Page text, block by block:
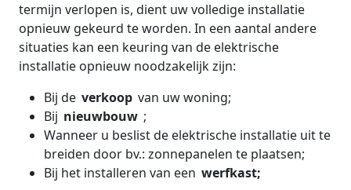
termijn verlopen is, dient uw volledige installatie
opnieuw gekeurd te worden. In een aantal andere
situaties kan een keuring van de elektrische
installatie opnieuw noodzakelijk zijn:
Bij de verkoop van uw woning;
Bij nieuwbouw ;
Wanneer u beslist de elektrische installatie uit te
breiden door bv.: zonnepanelen te plaatsen;
Bij het installeren van een werfkast;